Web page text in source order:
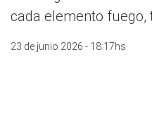
cada elemento fuego,
23 de junio 2026 - 18:17hs